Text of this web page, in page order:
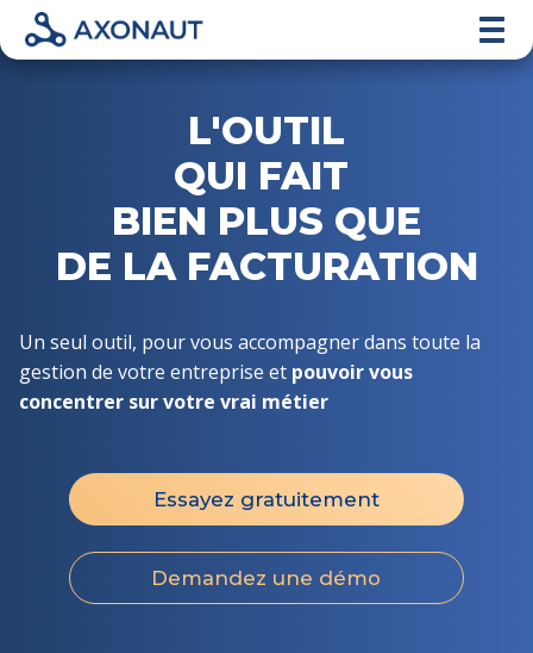
L'OUTIL
QUI FAIT
BIEN PLUS QUE
DE LA FACTURATION
Un seul outil, pour vous accompagner dans toute la
gestion de votre entreprise et pouvoir vous
concentrer sur votre vrai métier
Essayez gratuitement
Demandez une démo